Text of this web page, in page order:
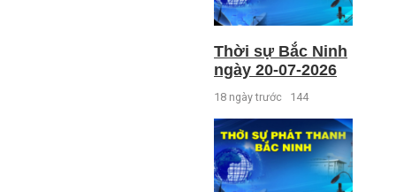
Thời sự Bắc Ninh
ngày 20-07-2026
18 ngày trước 144